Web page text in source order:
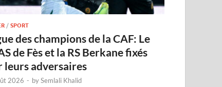
/SPORT
des champions de la CAF: Le
de Fès et la RS Berkane fixés
leurs adversaires
2026 - bySemlali Khalid